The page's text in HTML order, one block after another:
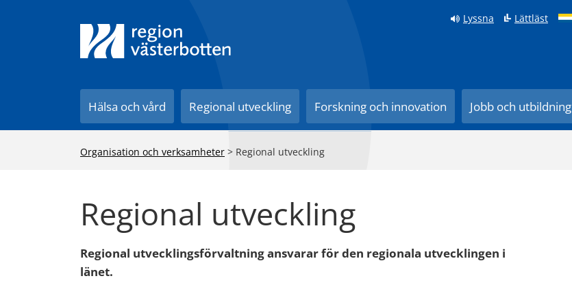
Lyssna Lättläst
Hälsa och vård Regional utveckling Forskning och innovation Jobb och utbildning
Organisation och verksamheter > Regional utveckling
Regional utveckling
Regional utvecklingsförvaltning ansvarar för den regionala utvecklingen i
länet.